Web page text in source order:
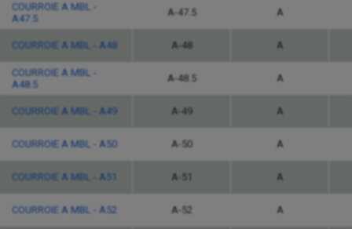
COURROIE A MBL -
A47.5
A-47.5 A
COURROIE A MBL - A48 A-48 A
COURROIE A MBL -
A48.5
A-48.5 A
COURROIE A MBL - A49 A-49 A
COURROIE A MBL - A50 A-50 A
COURROIE A MBL - A51 A-51 A
COURROIE A MBL - A52 A-52 A